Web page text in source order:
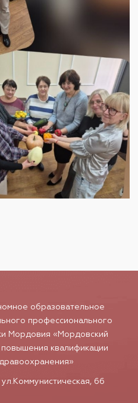
образовательное
профессионального
Мордовия «Мордовский
квалификации
66